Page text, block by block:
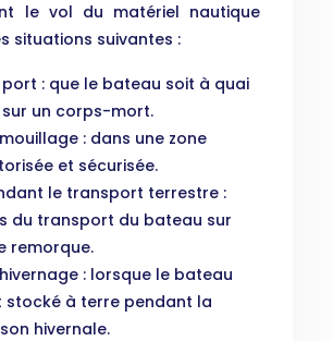
le vol du matériel nautique
situations suivantes :
port : que le bateau soit à quai
un corps-mort.
mouillage : dans une zone
et sécurisée.
le transport terrestre :
du transport du bateau sur
remorque.
hivernage : lorsque le bateau
stocké à terre pendant la
hivernale.